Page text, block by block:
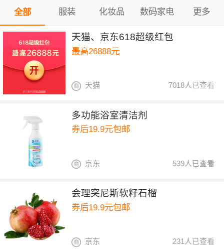
全部 服装 化妆品 数码家电 更多
天猫、京东618超级红包
最高26888元
7018人已查看
天猫
多功能浴室清洁剂
券后19.9元包邮
539人已查看
京东
会理突尼斯软籽石榴
券后19.9元包邮
231人已查看
京东